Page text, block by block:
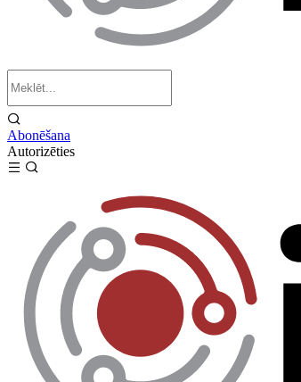
Abonēšana
Autorizēties